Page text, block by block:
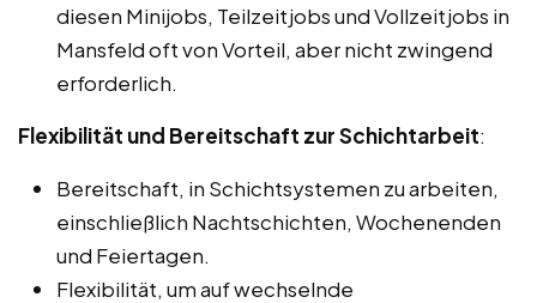
diesen Minijobs, Teilzeitjobs und Vollzeitjobs in
Mansfeld oft von Vorteil, aber nicht zwingend
erforderlich.
Flexibilität und Bereitschaft zur Schichtarbeit:
Bereitschaft, in Schichtsystemen zu arbeiten,
einschließlich Nachtschichten, Wochenenden
und Feiertagen.
Flexibilität, um auf wechselnde